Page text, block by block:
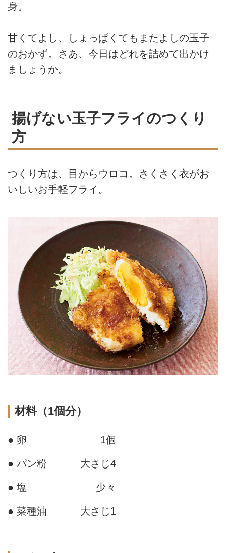
身。
甘くてよし、しょっぱくてもまたよしの玉子
のおかず。さあ、今日はどれを詰めて出かけ
ましょうか。
揚げない玉子フライのつくり
方
つくり方は、目からウロコ。さくさく衣がお
いしいお手軽フライ。
材料（1個分）
● 卵 1個
● パン粉 大さじ4
● 塩 少々
● 菜種油 大さじ1